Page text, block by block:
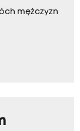
mężczyzn